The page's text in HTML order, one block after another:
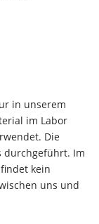
in unserem
im Labor
Die
durchgeführt. Im
kein
uns und